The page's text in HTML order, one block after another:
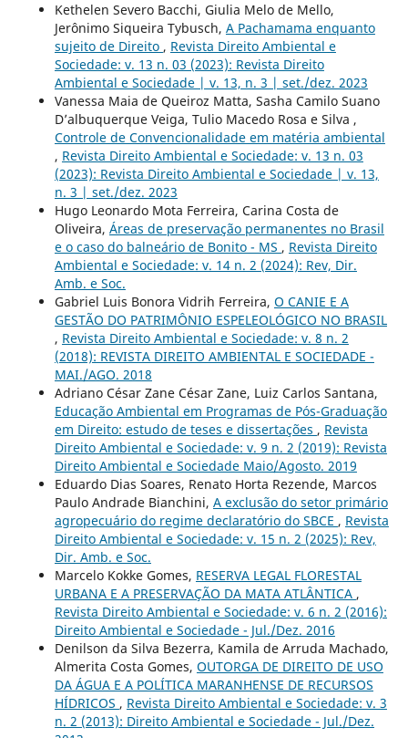
Kethelen Severo Bacchi, Giulia Melo de Mello,
Jerônimo Siqueira Tybusch, A Pachamama enquanto
sujeito de Direito , Revista Direito Ambiental e
Sociedade: v. 13 n. 03 (2023): Revista Direito
Ambiental e Sociedade | v. 13, n. 3 | set./dez. 2023
Vanessa Maia de Queiroz Matta, Sasha Camilo Suano
D’albuquerque Veiga, Tulio Macedo Rosa e Silva ,
Controle de Convencionalidade em matéria ambiental
, Revista Direito Ambiental e Sociedade: v. 13 n. 03
(2023): Revista Direito Ambiental e Sociedade | v. 13,
n. 3 | set./dez. 2023
Hugo Leonardo Mota Ferreira, Carina Costa de
Oliveira, Áreas de preservação permanentes no Brasil
e o caso do balneário de Bonito - MS , Revista Direito
Ambiental e Sociedade: v. 14 n. 2 (2024): Rev, Dir.
Amb. e Soc.
Gabriel Luis Bonora Vidrih Ferreira, O CANIE E A
GESTÃO DO PATRIMÔNIO ESPELEOLÓGICO NO BRASIL
, Revista Direito Ambiental e Sociedade: v. 8 n. 2
(2018): REVISTA DIREITO AMBIENTAL E SOCIEDADE -
MAI./AGO. 2018
Adriano César Zane César Zane, Luiz Carlos Santana,
Educação Ambiental em Programas de Pós-Graduação
em Direito: estudo de teses e dissertações , Revista
Direito Ambiental e Sociedade: v. 9 n. 2 (2019): Revista
Direito Ambiental e Sociedade Maio/Agosto. 2019
Eduardo Dias Soares, Renato Horta Rezende, Marcos
Paulo Andrade Bianchini, A exclusão do setor primário
agropecuário do regime declaratório do SBCE , Revista
Direito Ambiental e Sociedade: v. 15 n. 2 (2025): Rev,
Dir. Amb. e Soc.
Marcelo Kokke Gomes, RESERVA LEGAL FLORESTAL
URBANA E A PRESERVAÇÃO DA MATA ATLÂNTICA ,
Revista Direito Ambiental e Sociedade: v. 6 n. 2 (2016):
Direito Ambiental e Sociedade - Jul./Dez. 2016
Denilson da Silva Bezerra, Kamila de Arruda Machado,
Almerita Costa Gomes, OUTORGA DE DIREITO DE USO
DA ÁGUA E A POLÍTICA MARANHENSE DE RECURSOS
HÍDRICOS , Revista Direito Ambiental e Sociedade: v. 3
n. 2 (2013): Direito Ambiental e Sociedade - Jul./Dez.